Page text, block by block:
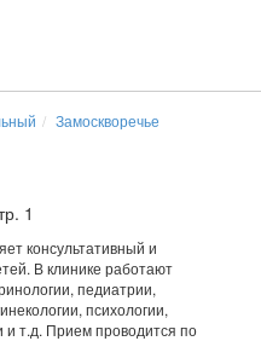
Замоскворечье
1
консультативный и
В клинике работают
педиатрии,
психологии,
и т.д. Прием проводится по